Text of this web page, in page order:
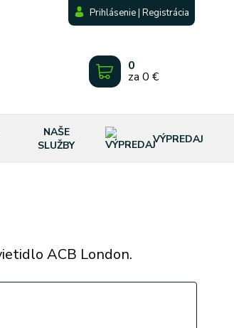
Prihlásenie | Registrácia
0
za 0 €
NAŠE
SLUŽBY
VÝPREDAJ
ACB London.